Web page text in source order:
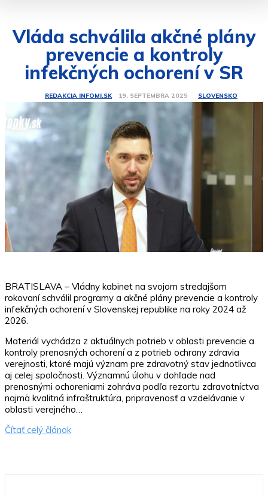
Vláda schválila akčné plány
prevencie a kontroly
infekčných ochorení v SR
REDAKCIA INFOMI.SK 19. SEPTEMBRA 2025 SLOVENSKO
BRATISLAVA – Vládny kabinet na svojom stredajšom
rokovaní schválil programy a akčné plány prevencie a kontroly
infekčných ochorení v Slovenskej republike na roky 2024 až
2026.
Materiál vychádza z aktuálnych potrieb v oblasti prevencie a
kontroly prenosných ochorení a z potrieb ochrany zdravia
verejnosti, ktoré majú význam pre zdravotný stav jednotlivca
aj celej spoločnosti. Významnú úlohu v dohľade nad
prenosnými ochoreniami zohráva podľa rezortu zdravotníctva
najmä kvalitná infraštruktúra, pripravenosť a vzdelávanie v
oblasti verejného…
Čítať celý článok